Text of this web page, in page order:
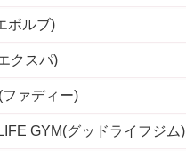
ボルブ)
クスパ)
ァディー)
GYM(グッドライフジム)